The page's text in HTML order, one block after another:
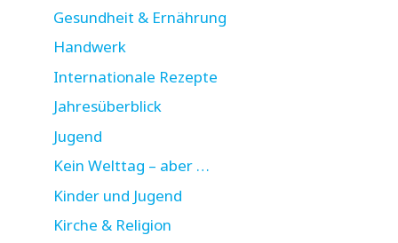
Gesundheit & Ernährung
Handwerk
Internationale Rezepte
Jahresüberblick
Jugend
Kein Welttag – aber …
Kinder und Jugend
Kirche & Religion